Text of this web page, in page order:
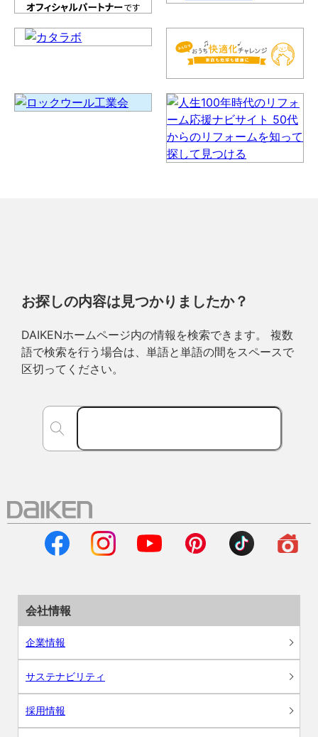
お探しの内容は見つかりましたか？
DAIKENホームページ内の情報を検索できます。 複数
語で検索を行う場合は、単語と単語の間をスペースで
区切ってください。
会社情報
企業情報
サステナビリティ
採用情報